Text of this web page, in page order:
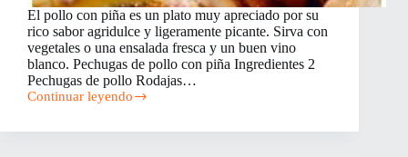
El pollo con piña es un plato muy apreciado por su
rico sabor agridulce y ligeramente picante. Sirva con
vegetales o una ensalada fresca y un buen vino
blanco. Pechugas de pollo con piña Ingredientes 2
Pechugas de pollo Rodajas…
Continuar leyendo
Pechugas
Pollo